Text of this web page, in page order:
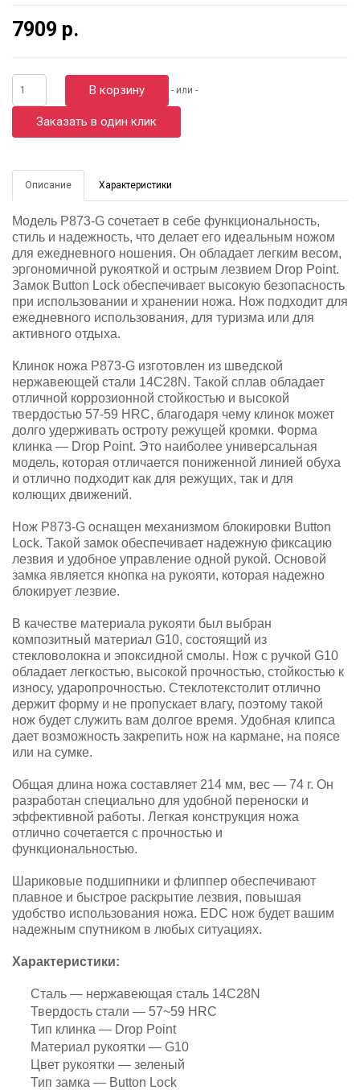
7909 р.
В корзину - или -
Заказать в один клик
Описание Характеристики
Модель P873-G сочетает в себе функциональность,
стиль и надежность, что делает его идеальным ножом
для ежедневного ношения. Он обладает легким весом,
эргономичной рукояткой и острым лезвием Drop Point.
Замок Button Lock обеспечивает высокую безопасность
при использовании и хранении ножа. Нож подходит для
ежедневного использования, для туризма или для
активного отдыха.
Клинок ножа P873-G изготовлен из шведской
нержавеющей стали 14C28N. Такой сплав обладает
отличной коррозионной стойкостью и высокой
твердостью 57-59 HRC, благодаря чему клинок может
долго удерживать остроту режущей кромки. Форма
клинка — Drop Point. Это наиболее универсальная
модель, которая отличается пониженной линией обуха
и отлично подходит как для режущих, так и для
колющих движений.
Нож P873-G оснащен механизмом блокировки Button
Lock. Такой замок обеспечивает надежную фиксацию
лезвия и удобное управление одной рукой. Основой
замка является кнопка на рукояти, которая надежно
блокирует лезвие.
В качестве материала рукояти был выбран
композитный материал G10, состоящий из
стекловолокна и эпоксидной смолы. Нож с ручкой G10
обладает легкостью, высокой прочностью, стойкостью к
износу, ударопрочностью. Стеклотекстолит отлично
держит форму и не пропускает влагу, поэтому такой
нож будет служить вам долгое время. Удобная клипса
дает возможность закрепить нож на кармане, на поясе
или на сумке.
Общая длина ножа составляет 214 мм, вес — 74 г. Он
разработан специально для удобной переноски и
эффективной работы. Легкая конструкция ножа
отлично сочетается с прочностью и
функциональностью.
Шариковые подшипники и флиппер обеспечивают
плавное и быстрое раскрытие лезвия, повышая
удобство использования ножа. EDC нож будет вашим
надежным спутником в любых ситуациях.
Характеристики:
Сталь — нержавеющая сталь 14C28N
Твердость стали — 57~59 HRC
Тип клинка — Drop Point
Материал рукоятки — G10
Цвет рукоятки — зеленый
Тип замка — Button Lock